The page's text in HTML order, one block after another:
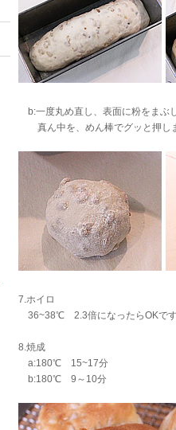
b:一度丸め直し、表面に粉をまぶ
真ん中を、めん棒でグッと押し
7.ホイロ
36~38℃ 2.3倍になったらOKで
8.焼成
a:180℃ 15~17分
b:180℃ 9～10分